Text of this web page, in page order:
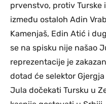
prvenstvo, protiv Turske
između ostaloh Adin
Kamenjaš, Edin Atić i
se na spisku nije našao
reprezentacije je
dotad će selektor
Jula dočekati Tursku u